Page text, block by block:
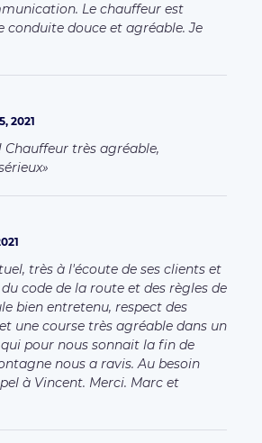
Le chauffeur est
conduite douce et agréable. Je
2021
Chauffeur très agréable,
très à l'écoute de ses clients et
code de la route et des règles de
bien entretenu, respect des
une course très agréable dans un
pour nous sonnait la fin de
nous a ravis. Au besoin
à Vincent. Merci. Marc et